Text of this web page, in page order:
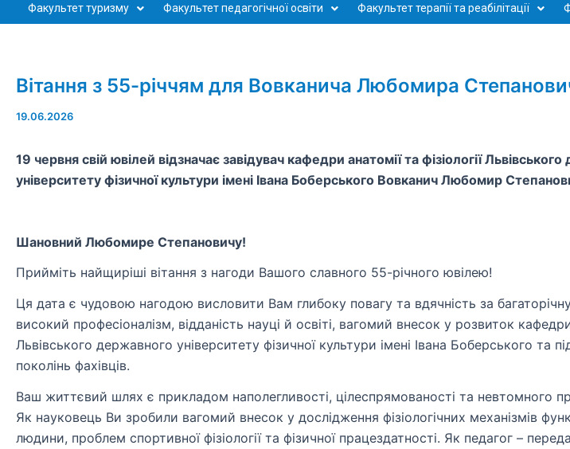
Факультет туризму Факультет педагогічної освіти Факультет терапії та реабілітації
Вітання з 55-річчям для Вовканича Любомира
19.06.2026
19 червня свій ювілей відзначає завідувач кафедри анатомії та фізіології
університету фізичної культури імені Івана Боберського Вовканич Любомир
Шановний Любомире Степановичу!
Прийміть найщиріші вітання з нагоди Вашого славного 55-річного ювілею!
Ця дата є чудовою нагодою висловити Вам глибоку повагу та вдячність за
високий професіоналізм, відданість науці й освіті, вагомий внесок у розвиток кафедри
Львівського державного університету фізичної культури імені Івана Боберського та
поколінь фахівців.
Ваш життєвий шлях є прикладом наполегливості, цілеспрямованості та невтомного
Як науковець Ви зробили вагомий внесок у дослідження фізіологічних механізмів
людини, проблем спортивної фізіології та фізичної працездатності. Як педагог –